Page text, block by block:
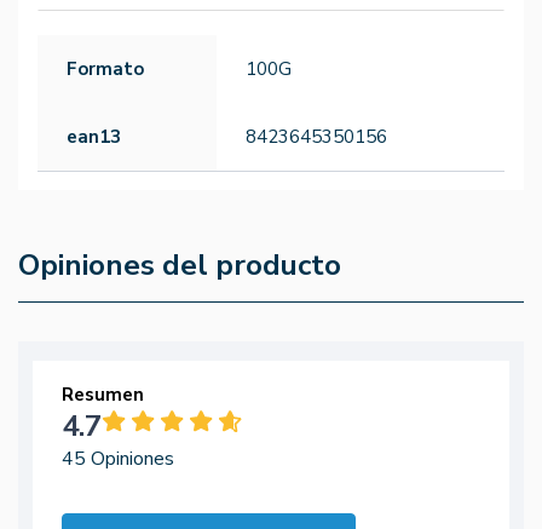
Formato 100G
ean13 8423645350156
Opiniones del producto
Resumen
4.7
45 Opiniones